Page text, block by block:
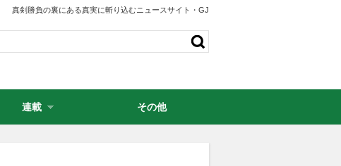
真剣勝負の裏にある真実に斬り込むニュースサイト・GJ
連載 その他